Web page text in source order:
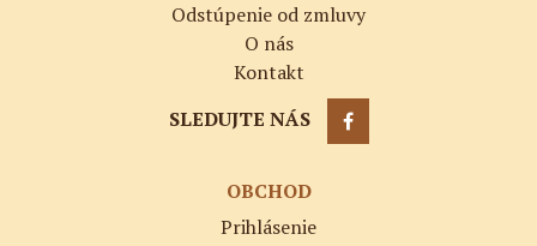
Odstúpenie od zmluvy
O nás
Kontakt
SLEDUJTE NÁS
OBCHOD
Prihlásenie